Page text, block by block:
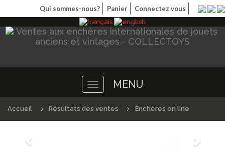
Qui sommes-nous? Panier Connectez vous
Toggle
navigation
MENU
Accueil Résultats des ventes Enchères on line
Précédént